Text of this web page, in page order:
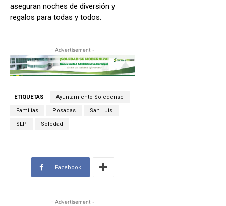
aseguran noches de diversión y
regalos para todas y todos.
- Advertisement -
ETIQUETAS Ayuntamiento Soledense
Familias Posadas San Luis
SLP Soledad
Facebook
- Advertisement -